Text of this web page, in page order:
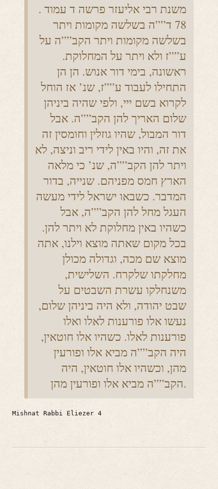
. משנת רבי אליעזר פרשה ד עמוד
78 ד””ה בשלשה מקומות ויתר
בשלשה מקומות ויתר הקב””ה על
ע””ז ולא ויתר על המחלוקת.
ראשונה, בימי דור אנוש. הן הן
התחילו לעבוד ע””ז, שנ’ אז הוחל
לקרוא בשם ייי, ולפי שהיה ביניהן
שלום האריך להן הקב””ה. אבל
דור המבול, שהיו גוזלין וחומסין זה
את זה, והיו באין לידי ריב וניצה, לא
ויתר להן הקב””ה, שנ’ כי מלאה
הארץ חמס מפניהם. שנייה, בדור
המדבר. כשבאו ישראל לידי מעשה
העגל מחל להן הקב””ה, אבל
כשהיו באין מחלוקת לא ויתר להן.
בכל מקום שאתה מוצא וילנו, אתה
מוצא שם מכה, וגדולה מכולן
מחלקתו שלקרח. השלישית,
משנחלקו עשרת השבטים על
שבט יהודה, ולא היה ביניהן שלום,
נעשו אלו פורענות לאלו ואלו
פורענות לאלו. כשהיו אלו חוטאין,
היה הקב””ה מביא אלו ופורעין
מהן, וכשהיו אלו חוטאין, היה
הקב””ה מביא אלו ופורעין מהן.
Mishnat Rabbi Eliezer 4